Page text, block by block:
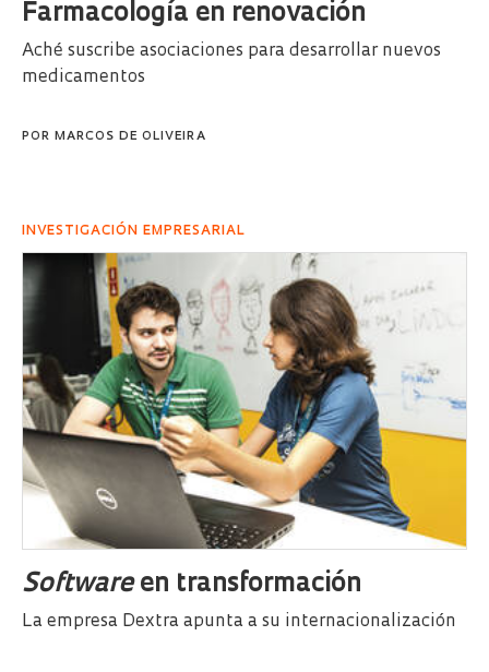
Farmacología en renovación
Aché suscribe asociaciones para desarrollar nuevos
medicamentos
POR MARCOS DE OLIVEIRA
INVESTIGACIÓN EMPRESARIAL
Softwareen transformación
La empresa Dextra apunta a su internacionalización